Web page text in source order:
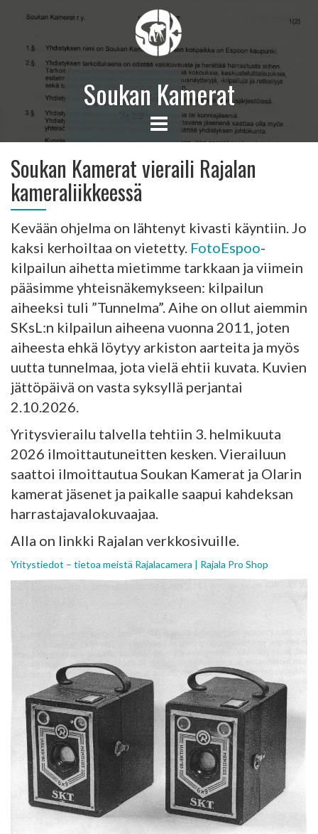
Soukan Kamerat
Soukan Kamerat vieraili Rajalan
kameraliikkeessä
Kevään ohjelma on lähtenyt kivasti käyntiin. Jo
kaksi kerhoiltaa on vietetty. FotoEspoo-
kilpailun aihetta mietimme tarkkaan ja viimein
pääsimme yhteisnäkemykseen: kilpailun
aiheeksi tuli ”Tunnelma”. Aihe on ollut aiemmin
SKsL:n kilpailun aiheena vuonna 2011, joten
aiheesta ehkä löytyy arkiston aarteita ja myös
uutta tunnelmaa, jota vielä ehtii kuvata. Kuvien
jättöpäivä on vasta syksyllä perjantai
2.10.2026.
Yritysvierailu talvella tehtiin 3. helmikuuta
2026 ilmoittautuneitten kesken. Vierailuun
saattoi ilmoittautua Soukan Kamerat ja Olarin
kamerat jäsenet ja paikalle saapui kahdeksan
harrastajavalokuvaajaa.
Alla on linkki Rajalan verkkosivuille.
Yritystiedot – tietoa meistä Rajalacamera | Rajala Pro Shop